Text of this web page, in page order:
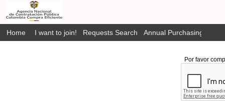
Home I want to join! Requests Search Annual Purchasing Plan
Por favor